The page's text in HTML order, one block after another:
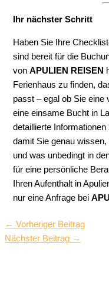
Ihr nächster Schritt
Haben Sie Ihre
sind bereit für die
vonAPULIEN REISEN
Ferienhaus zu finden,
passt – egal ob Sie eine
eine einsame Bucht in
detaillierte
damit Sie genau
und was unbedingt in
für eine persönliche
Ihren Aufenthalt in
nur eine Anfrage bei
← Vorheriger Beitrag
Nächster Beitrag →